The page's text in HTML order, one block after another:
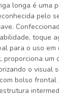
longa é uma
pelo
toque
para o uso em
proporciona um
o visual
bolso frontal